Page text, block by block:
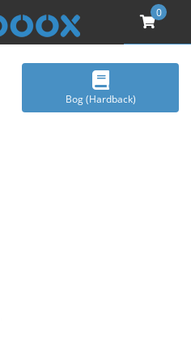
0
Bog (Hardback)